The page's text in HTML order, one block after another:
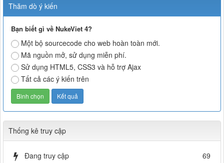
Thăm dò ý kiến
Bạn biết gì về NukeViet 4?
Một bộ sourcecode cho web hoàn toàn mới.
Mã nguồn mở, sử dụng miễn phí.
Sử dụng HTML5, CSS3 và hỗ trợ Ajax
Tất cả các ý kiến trên
Thống kê truy cập
Đang truy cập
69